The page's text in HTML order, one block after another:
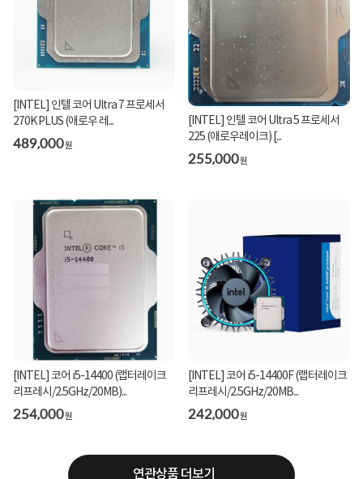
[INTEL] 인텔 코어 Ultra 7 프로세서
270K PLUS (애로우 레...
489,000원
[INTEL] 인텔 코어 Ultra 5 프로세서
225 (애로우레이크) [...
255,000원
[INTEL] 코어 i5-14400 (랩터레이크
리프레시/2.5GHz/20MB)...
254,000원
[INTEL] 코어 i5-14400F (랩터레이크
리프레시/2.5GHz/20MB...
242,000원
연관상품 더보기